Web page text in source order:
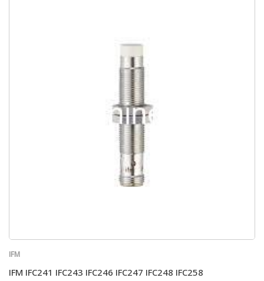
IFM
IFM IFC241 IFC243 IFC246 IFC247 IFC248 IFC258